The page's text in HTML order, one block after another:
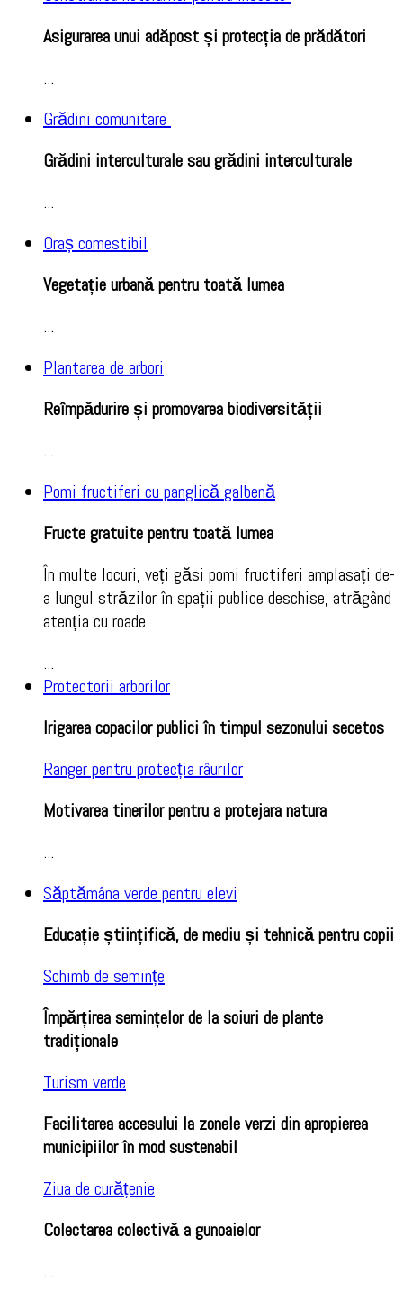
Asigurarea unui adăpost și protecția de prădători
...
Grădini comunitare
Grădini interculturale sau grădini interculturale
...
Oraș comestibil
Vegetație urbană pentru toată lumea
...
Plantarea de arbori
Reîmpădurire și promovarea biodiversității
...
Pomi fructiferi cu panglică galbenă
Fructe gratuite pentru toată lumea
În multe locuri, veți găsi pomi fructiferi amplasați de-
a lungul străzilor în spații publice deschise, atrăgând
atenția cu roade
...
Protectorii arborilor
Irigarea copacilor publici în timpul sezonului secetos
Ranger pentru protecția râurilor
Motivarea tinerilor pentru a protejara natura
...
Săptămâna verde pentru elevi
Educație științifică, de mediu și tehnică pentru copii
Schimb de semințe
Împărțirea semințelor de la soiuri de plante
tradiționale
Turism verde
Facilitarea accesului la zonele verzi din apropierea
municipiilor în mod sustenabil
Ziua de curățenie
Colectarea colectivă a gunoaielor
...